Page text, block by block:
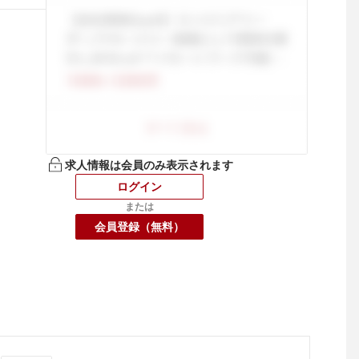
求人情報は会員のみ表示されます
ログイン
または
会員登録（無料）